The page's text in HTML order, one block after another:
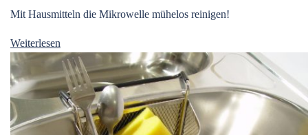
Mit Hausmitteln die Mikrowelle mühelos reinigen!
Weiterlesen